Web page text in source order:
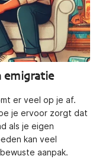
emigratie
er veel op je af.
je ervoor zorgt dat
als je eigen
kan veel
aanpak.